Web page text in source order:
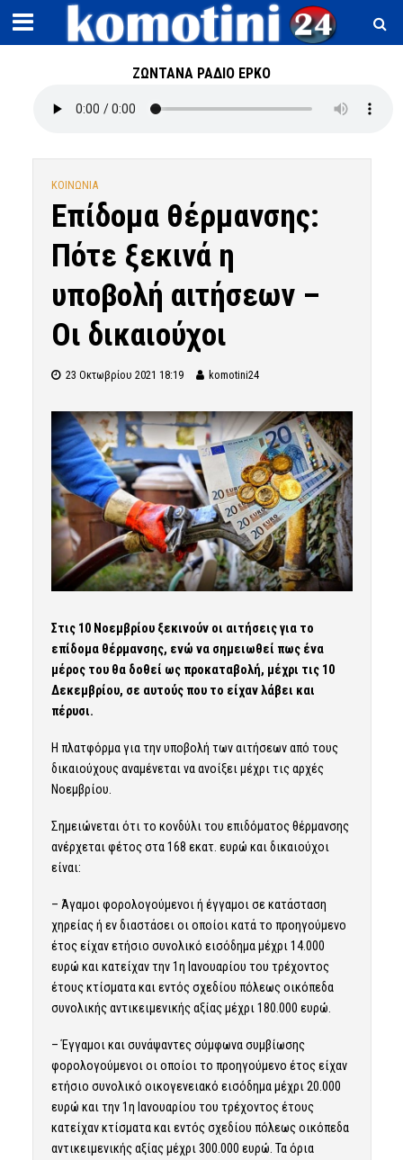
ΖΩΝΤΑΝΑ ΡΑΔΙΟ ΕΡΚΟ
ΚΟΙΝΩΝΙΑ
Επίδομα θέρμανσης:
Πότε ξεκινά η
υποβολή αιτήσεων –
Οι δικαιούχοι
23 Οκτωβρίου 2021 18:19 komotini24
Στις 10 Νοεμβρίου ξεκινούν οι αιτήσεις για το
επίδομα θέρμανσης, ενώ να σημειωθεί πως ένα
μέρος του θα δοθεί ως προκαταβολή, μέχρι τις 10
Δεκεμβρίου, σε αυτούς που το είχαν λάβει και
πέρυσι.
Η πλατφόρμα για την υποβολή των αιτήσεων από τους
δικαιούχους αναμένεται να ανοίξει μέχρι τις αρχές
Νοεμβρίου.
Σημειώνεται ότι το κονδύλι του επιδόματος θέρμανσης
ανέρχεται φέτος στα 168 εκατ. ευρώ και δικαιούχοι
είναι:
– Άγαμοι φορολογούμενοι ή έγγαμοι σε κατάσταση
χηρείας ή εν διαστάσει οι οποίοι κατά το προηγούμενο
έτος είχαν ετήσιο συνολικό εισόδημα μέχρι 14.000
ευρώ και κατείχαν την 1η Ιανουαρίου του τρέχοντος
έτους κτίσματα και εντός σχεδίου πόλεως οικόπεδα
συνολικής αντικειμενικής αξίας μέχρι 180.000 ευρώ.
– Έγγαμοι και συνάψαντες σύμφωνα συμβίωσης
φορολογούμενοι οι οποίοι το προηγούμενο έτος είχαν
ετήσιο συνολικό οικογενειακό εισόδημα μέχρι 20.000
ευρώ και την 1η Ιανουαρίου του τρέχοντος έτους
κατείχαν κτίσματα και εντός σχεδίου πόλεως οικόπεδα
αντικειμενικής αξίας μέχρι 300.000 ευρώ. Τα όρια